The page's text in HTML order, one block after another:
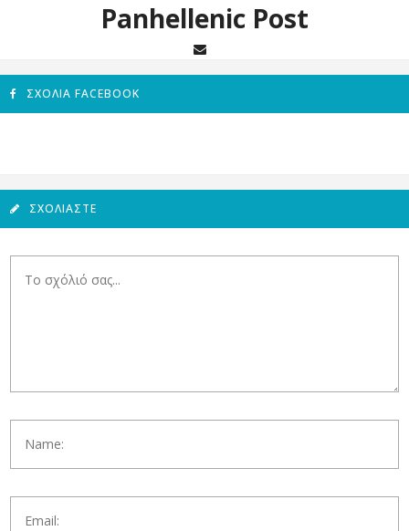
Panhellenic Post
ΣΧΌΛΙΑ FACEBOOK
ΣΧΟΛΙΆΣΤΕ